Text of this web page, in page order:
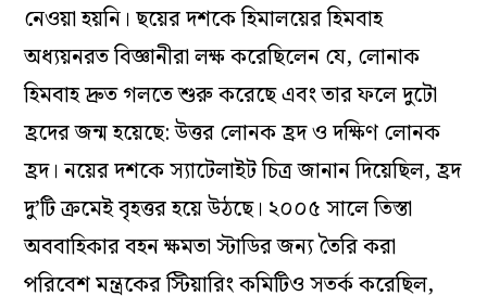
নেওয়া হয়নি। ছয়ের দশকে হিমালয়ের হিমবাহ
অধ্যয়নরত বিজ্ঞানীরা লক্ষ করেছিলেন যে, লোনাক
হিমবাহ দ্রুত গলতে শুরু করেছে এবং তার ফলে দুটো
হ্রদের জন্ম হয়েছে: উত্তর লোনক হ্রদ ও দক্ষিণ লোনক
হ্রদ। নয়ের দশকে স্যাটেলাইট চিত্র জানান দিয়েছিল, হ্রদ
দু’টি ক্রমেই বৃহত্তর হয়ে উঠছে। ২০০৫ সালে তিস্তা
অববাহিকার বহন ক্ষমতা স্টাডির জন্য তৈরি করা
পরিবেশ মন্ত্রকের স্টিয়ারিং কমিটিও সতর্ক করেছিল,